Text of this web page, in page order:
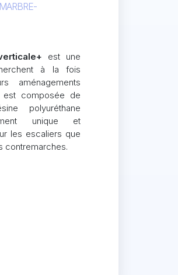
est une
à la fois
aménagements
est composée de
polyuréthane
unique et
les escaliers que
contremarches.